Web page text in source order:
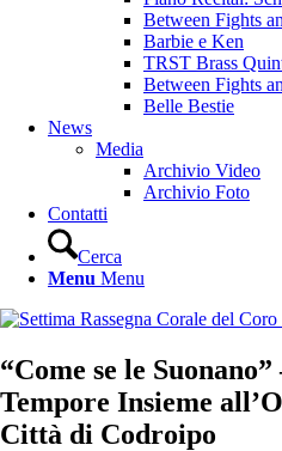
Between Fights
Barbie e Ken
TRST Brass
Between Fights
Belle Bestie
News
Media
Archivio Video
Archivio Foto
Contatti
Cerca
Menu Menu
“Come se le
Tempore Insieme
Città di Codroipo